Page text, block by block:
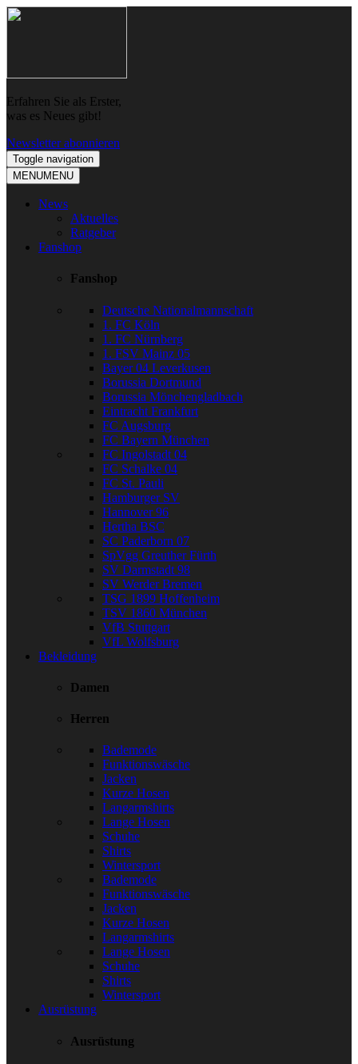
Skip
Skip
Erfahren Sie als Erster,
was es Neues gibt!
Newsletter abonnieren
Toggle navigation
MENUMENU
News
Aktuelles
Ratgeber
Fanshop
Fanshop
Deutsche Nationalmannschaft
1. FC Köln
1. FC Nürnberg
1. FSV Mainz 05
Bayer 04 Leverkusen
Borussia Dortmund
Borussia Mönchengladbach
Eintracht Frankfurt
FC Augsburg
FC Bayern München
FC Ingolstadt 04
FC Schalke 04
FC St. Pauli
Hamburger SV
Hannover 96
Hertha BSC
SC Paderborn 07
SpVgg Greuther Fürth
SV Darmstadt 98
SV Werder Bremen
TSG 1899 Hoffenheim
TSV 1860 München
VfB Stuttgart
VfL Wolfsburg
Bekleidung
Damen
Herren
Bademode
Funktionswäsche
Jacken
Kurze Hosen
Langarmshirts
Lange Hosen
Schuhe
Shirts
Wintersport
Bademode
Funktionswäsche
Jacken
Kurze Hosen
Langarmshirts
Lange Hosen
Schuhe
Shirts
Wintersport
Ausrüstung
Ausrüstung